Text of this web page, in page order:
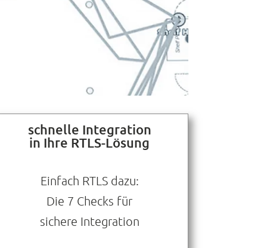
schnelle Integration
in Ihre RTLS-Lösung
Einfach RTLS dazu:
Die 7 Checks für
sichere Integration